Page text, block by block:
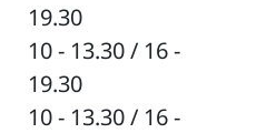
19.30
10 - 13.30 / 16 -
19.30
10 - 13.30 / 16 -